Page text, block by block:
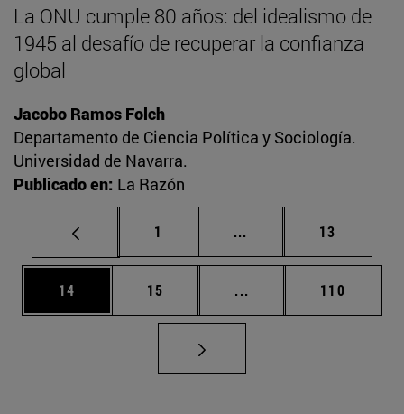
La ONU cumple 80 años: del idealismo de
1945 al desafío de recuperar la confianza
global
Jacobo Ramos Folch
Departamento de Ciencia Política y Sociología.
Universidad de Navarra.
Publicado en: La Razón
Página
1 ... Páginas intermedias
Página
13
Página
14 Página
15 ... Páginas intermedias
Página
110